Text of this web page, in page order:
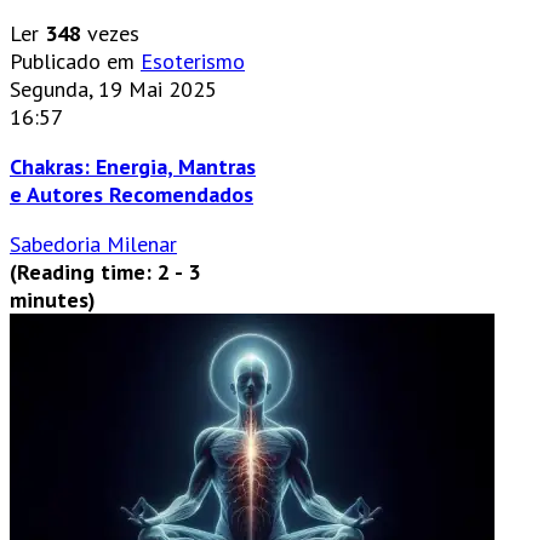
Ler 348 vezes
Publicado em Esoterismo
Segunda, 19 Mai 2025
16:57
Chakras: Energia, Mantras
e Autores Recomendados
Sabedoria Milenar
(Reading time: 2 - 3
minutes)